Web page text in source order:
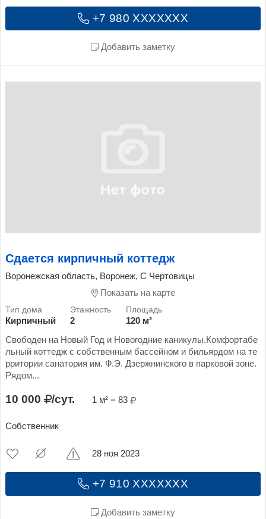
+7 980 XXXXXXX
Добавить заметку
Сдается кирпичный коттедж
Воронежская область, Воронеж, С Чертовицы
Показать на карте
Кирпичный 2
120 м²
Свободен на Новый Год и Новогодние каникулы.Комфортабе
льный коттедж с собственным бассейном и бильярдом на те
рритории санатория им. Ф.Э. Дзержнинского в парковой зоне.
Рядом...
10 000 /сут. 1 м² = 83
Собственник
+7 910 XXXXXXX
Добавить заметку
28 ноя 2023